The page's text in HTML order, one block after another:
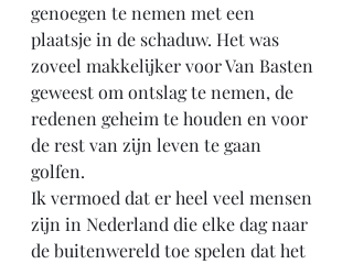
genoegen te nemen met een
plaatsje in de schaduw. Het was
zoveel makkelijker voor Van Basten
geweest om ontslag te nemen, de
redenen geheim te houden en voor
de rest van zijn leven te gaan
golfen.
Ik vermoed dat er heel veel mensen
zijn in Nederland die elke dag naar
de buitenwereld toe spelen dat het